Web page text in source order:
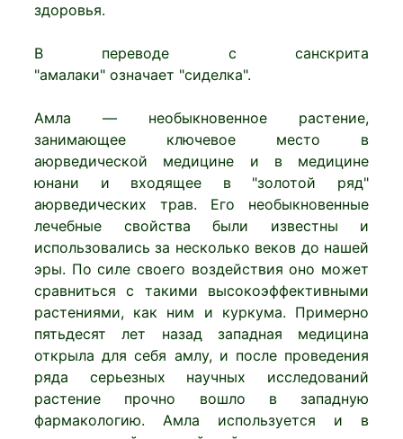
здоровья.
В переводе с санскрита
"амалаки" означает "сиделка".
Амла — необыкновенное растение,
занимающее ключевое место в
аюрведической медицине и в медицине
юнани и входящее в "золотой ряд"
аюрведических трав. Его необыкновенные
лечебные свойства были известны и
использовались за несколько веков до нашей
эры. По силе своего воздействия оно может
сравниться с такими высокоэффективными
растениями, как ним и куркума. Примерно
пятьдесят лет назад западная медицина
открыла для себя амлу, и после проведения
ряда серьезных научных исследований
растение прочно вошло в западную
фармакологию. Амла используется и в